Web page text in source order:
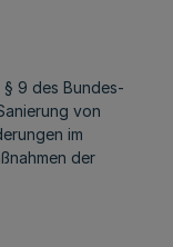
9 des Bundes-
von
im
der